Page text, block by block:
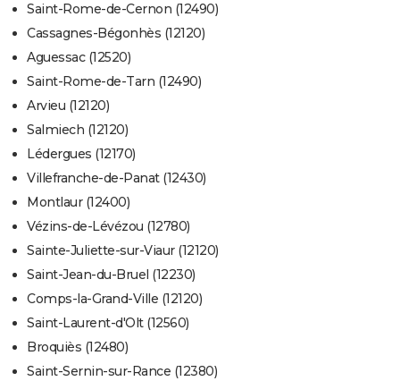
Saint-Rome-de-Cernon (12490)
Cassagnes-Bégonhès (12120)
Aguessac (12520)
Saint-Rome-de-Tarn (12490)
Arvieu (12120)
Salmiech (12120)
Lédergues (12170)
Villefranche-de-Panat (12430)
Montlaur (12400)
Vézins-de-Lévézou (12780)
Sainte-Juliette-sur-Viaur (12120)
Saint-Jean-du-Bruel (12230)
Comps-la-Grand-Ville (12120)
Saint-Laurent-d'Olt (12560)
Broquiès (12480)
Saint-Sernin-sur-Rance (12380)